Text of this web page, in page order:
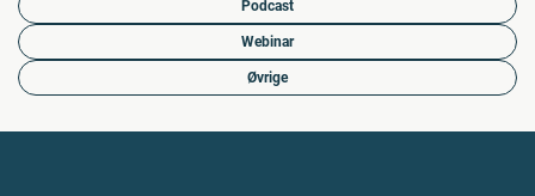
Podcast
Webinar
Øvrige